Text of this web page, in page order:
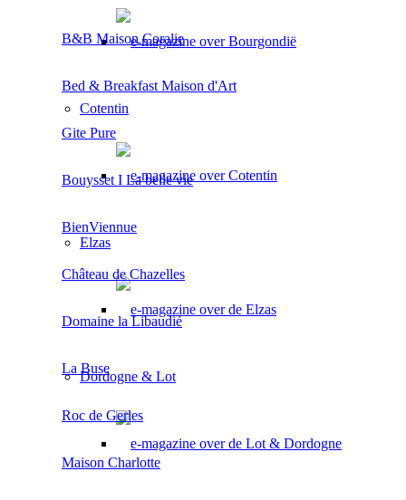
Cotentin
Elzas
Dordogne & Lot
B&B Maison Coralie
Bed & Breakfast Maison d'Art
Gite Pure
Bouysset I La belle vie
BienViennue
Château de Chazelles
Domaine la Libaudié
La Buse
Roc de Gerles
Maison Charlotte